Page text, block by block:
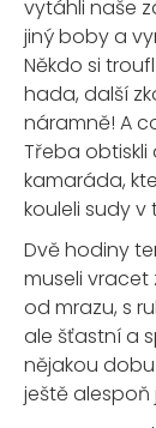
vytáhli naše
jiný boby a
Někdo si
hada, další
náramně! A
Třeba
kamaráda,
kouleli sudy
Dvě hodiny
museli vracet
od mrazu, s
ale šťastní a
nějakou
ještě